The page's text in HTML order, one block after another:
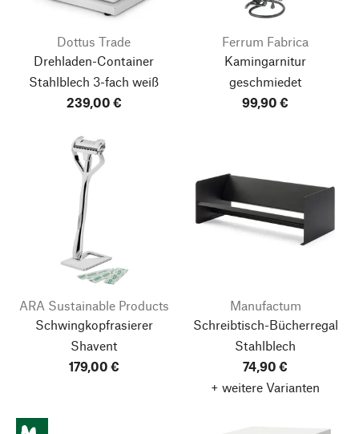
Dottus Trade
Drehladen-Container
Stahlblech 3-fach weiß
239,00 €
Ferrum Fabrica
Kamingarnitur
geschmiedet
99,90 €
ARA Sustainable Products
Schwingkopfrasierer
Shavent
179,00 €
Manufactum
Schreibtisch-Bücherregal
Stahlblech
74,90 €
+ weitere Varianten